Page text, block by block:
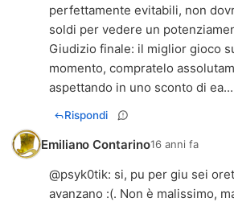
perfettamente evitabili, non
soldi per vedere un
Giudizio finale: il miglior gioco
momento, compratelo
aspettando in uno sconto di
Rispondi
Emiliano Contarino16 anni fa
@psyk0tik: si, pu per giu sei
avanzano :(. Non è malissimo,